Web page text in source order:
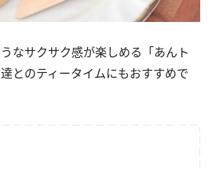
なサクサク感が楽しめる「あんト
とのティータイムにもおすすめで